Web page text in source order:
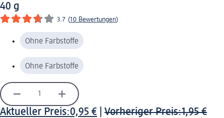
40 g
3.7 (10 Bewertungen)
Ohne Farbstoffe
Ohne Farbstoffe
Aktueller Preis:0,95 € Vorheriger Preis:1,95 €